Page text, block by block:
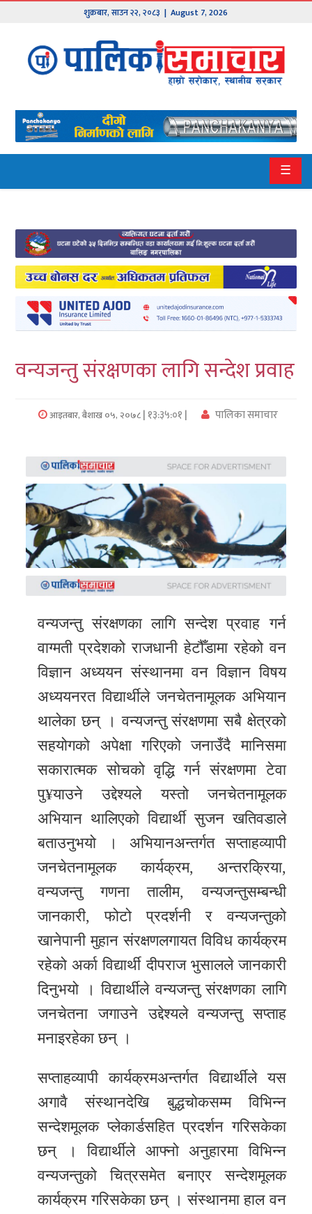
शुक्रबार,साउन२२,२०८३ | August 7, 2026
मुख्य
समाचार
हाम्रो
पालिका
१
२
बागमती
गण्डकी
कर्णाली
सुदुरपश्चिम
पालिका
समाचार
अन्तरवार्ता
फोटो
समाचार
समाचार
समाचार
Preeti
unicode
स्थानीय
English
☰
वन्यजन्तु संरक्षणका लागि सन्देश प्रवाह
आइतबार, बैशाख ०५, २०७८| १३:३५:०१ | पालिका समाचार
वन्यजन्तु संरक्षणका लागि सन्देश प्रवाह गर्न
वाग्मती प्रदेशको राजधानी हेटौँडामा रहेको वन
विज्ञान अध्ययन संस्थानमा वन विज्ञान विषय
अध्ययनरत विद्यार्थीले जनचेतनामूलक अभियान
थालेका छन् । वन्यजन्तु संरक्षणमा सबै क्षेत्रको
सहयोगको अपेक्षा गरिएको जनाउँदै मानिसमा
सकारात्मक सोचको वृद्धि गर्न संरक्षणमा टेवा
पु¥याउने उद्देश्यले यस्तो जनचेतनामूलक
अभियान थालिएको विद्यार्थी सुजन खतिवडाले
बताउनुभयो । अभियानअन्तर्गत सप्ताहव्यापी
जनचेतनामूलक कार्यक्रम, अन्तरक्रिया,
वन्यजन्तु गणना तालीम, वन्यजन्तुसम्बन्धी
जानकारी, फोटो प्रदर्शनी र वन्यजन्तुको
खानेपानी मुहान संरक्षणलगायत विविध कार्यक्रम
रहेको अर्का विद्यार्थी दीपराज भुसालले जानकारी
दिनुभयो । विद्यार्थीले वन्यजन्तु संरक्षणका लागि
जनचेतना जगाउने उद्देश्यले वन्यजन्तु सप्ताह
मनाइरहेका छन् ।
सप्ताहव्यापी कार्यक्रमअन्तर्गत विद्यार्थीले यस
अगावै संस्थानदेखि बुद्धचोकसम्म विभिन्न
सन्देशमूलक प्लेकार्डसहित प्रदर्शन गरिसकेका
छन् । विद्यार्थीले आफ्नो अनुहारमा विभिन्न
वन्यजन्तुको चित्रसमेत बनाएर सन्देशमूलक
कार्यक्रम गरिसकेका छन् । संस्थानमा हाल वन